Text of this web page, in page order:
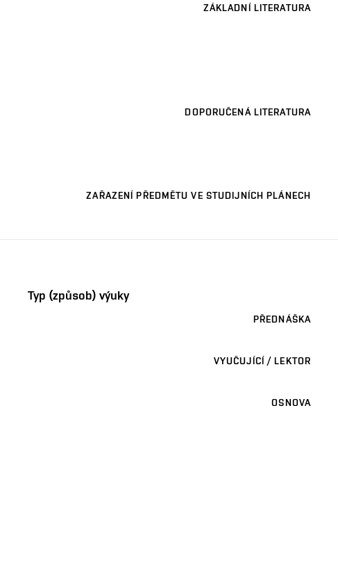
ZÁKLADNÍ LITERATURA
DOPORUČENÁ LITERATURA
ZAŘAZENÍ PŘEDMĚTU VE STUDIJNÍCH PLÁNECH
Typ (způsob) výuky
PŘEDNÁŠKA
VYUČUJÍCÍ / LEKTOR
OSNOVA